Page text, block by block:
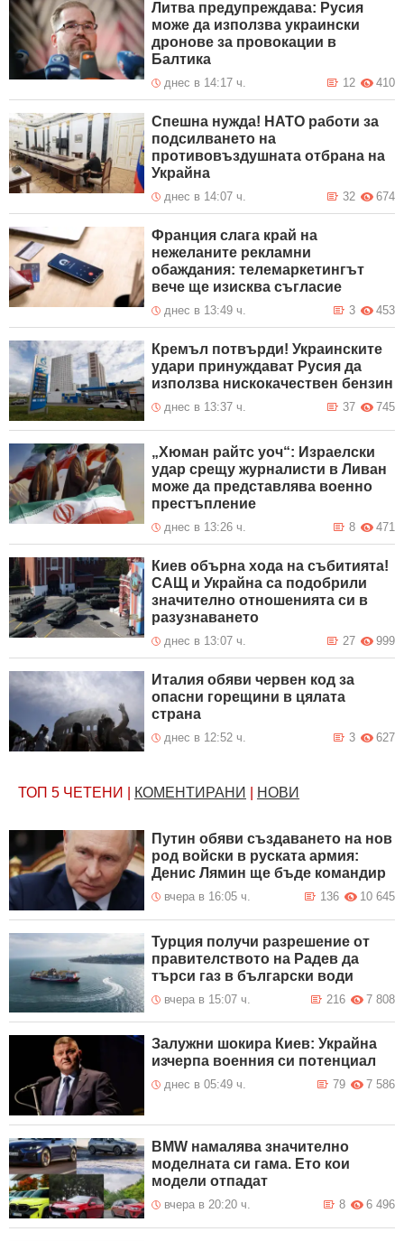
Литва предупреждава: Русия
може да използва украински
дронове за провокации в
Балтика
днес в 14:17 ч. 410
12
Спешна нужда! НАТО работи за
подсилването на
противовъздушната отбрана на
Украйна
днес в 14:07 ч. 674
32
Франция слага край на
нежеланите рекламни
обаждания: телемаркетингът
вече ще изисква съгласие
днес в 13:49 ч. 453
3
Кремъл потвърди! Украинските
удари принуждават Русия да
използва нискокачествен бензин
днес в 13:37 ч. 745
37
„Хюман райтс уоч“: Израелски
удар срещу журналисти в Ливан
може да представлява военно
престъпление
днес в 13:26 ч. 471
8
Киев обърна хода на събитията!
САЩ и Украйна са подобрили
значително отношенията си в
разузнаването
днес в 13:07 ч. 999
27
Италия обяви червен код за
опасни горещини в цялата
страна
днес в 12:52 ч. 627
3
ТОП 5 ЧЕТЕНИ КОМЕНТИРАНИ НОВИ
Путин обяви създаването на нов
род войски в руската армия:
Денис Лямин ще бъде командир
вчера в 16:05 ч. 10 645
136
Турция получи разрешение от
правителството на Радев да
търси газ в български води
вчера в 15:07 ч. 7 808
216
Залужни шокира Киев: Украйна
изчерпа военния си потенциал
днес в 05:49 ч. 7 586
79
BMW намалява значително
моделната си гама. Ето кои
модели отпадат
вчера в 20:20 ч. 6 496
8